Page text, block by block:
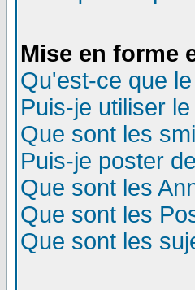
Mise en forme
Qu'est-ce que
Puis-je utiliser
Que sont les
Puis-je poster
Que sont les
Que sont les
Que sont les